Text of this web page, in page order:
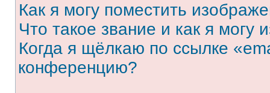
Как я могу поместить
Что такое звание и как я могу
Когда я щёлкаю по ссылке
конференцию?